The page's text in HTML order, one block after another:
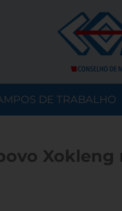
DE TRABALHO